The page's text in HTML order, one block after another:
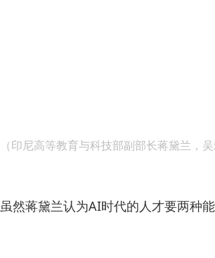
（印尼高等教育与科技部副部长蒋黛兰，吴
虽然蒋黛兰认为AI时代的人才要两种